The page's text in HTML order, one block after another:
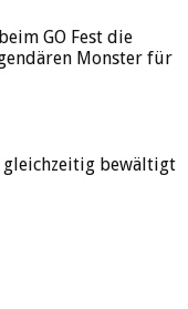
GO Fest die
Monster für
gleichzeitig bewältigt